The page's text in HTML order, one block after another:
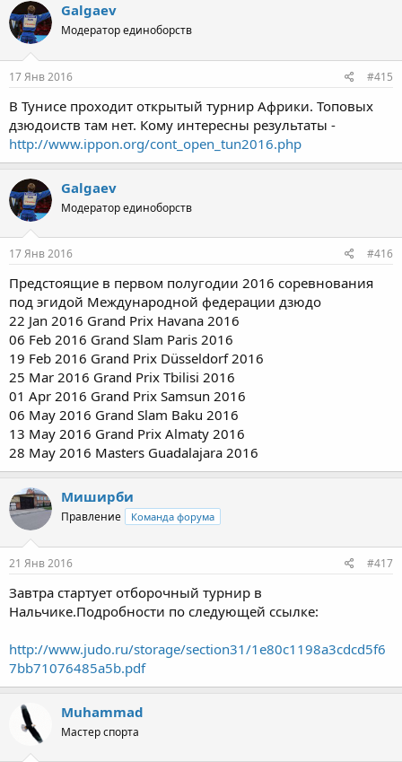
Galgaev
Модератор единоборств
17 Янв 2016 #415
В Тунисе проходит открытый турнир Африки. Топовых
дзюдоиств там нет. Кому интересны результаты -
http://www.ippon.org/cont_open_tun2016.php
Galgaev
Модератор единоборств
17 Янв 2016 #416
Предстоящие в первом полугодии 2016 соревнования
под эгидой Международной федерации дзюдо
22 Jan 2016 Grand Prix Havana 2016
06 Feb 2016 Grand Slam Paris 2016
19 Feb 2016 Grand Prix Düsseldorf 2016
25 Mar 2016 Grand Prix Tbilisi 2016
01 Apr 2016 Grand Prix Samsun 2016
06 May 2016 Grand Slam Baku 2016
13 May 2016 Grand Prix Almaty 2016
28 May 2016 Masters Guadalajara 2016
Миширби
Правление Команда форума
21 Янв 2016 #417
Завтра стартует отборочный турнир в
Нальчике.Подробности по следующей ссылке:
http://www.judo.ru/storage/section31/1e80c1198a3cdcd5f6
7bb71076485a5b.pdf
Muhammad
Мастер спорта